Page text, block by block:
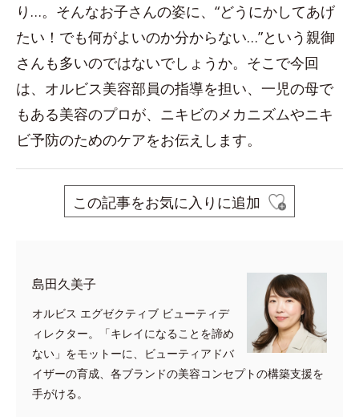
り…。そんなお子さんの姿に、“どうにかしてあげ
たい！でも何がよいのか分からない…”という親御
さんも多いのではないでしょうか。そこで今回
は、オルビス美容部員の指導を担い、一児の母で
もある美容のプロが、ニキビのメカニズムやニキ
ビ予防のためのケアをお伝えします。
この記事をお気に入りに追加
島田久美子
オルビス エグゼクティブ ビューティデ
ィレクター。「キレイになることを諦め
ない」をモットーに、ビューティアドバ
イザーの育成、各ブランドの美容コンセプトの構築支援を
手がける。